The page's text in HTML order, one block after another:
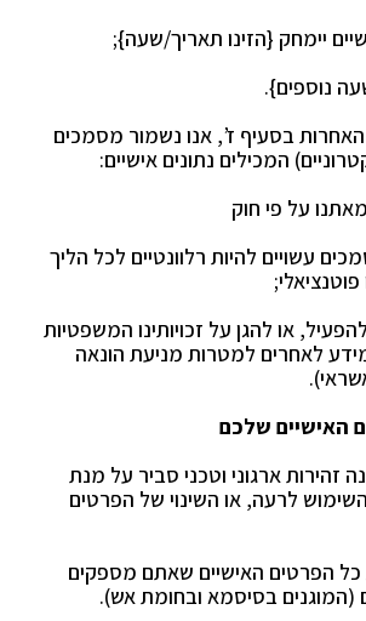
בסעיף ז’, אנו נשמור מסמכים
המכילים נתונים אישיים:
עשויים להיות רלוונטיים לכל הליך
או להגן על זכויותינו המשפטיות
לאחרים למטרות מניעת הונאה
האישיים שלכם
זהירות ארגוני וטכני סביר על מנת
לרעה, או השינוי של הפרטים
כל הפרטים האישיים שאתם מספקים
בסיסמא ובחומתאש).